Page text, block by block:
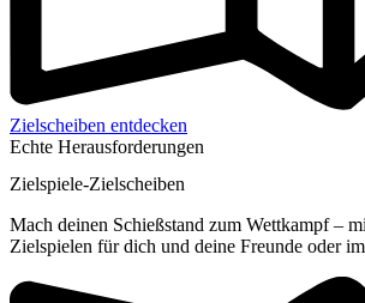
Zielscheiben entdecken
Echte Herausforderungen
Zielspiele-Zielscheiben
Mach deinen Schießstand zum Wettkampf –
Zielspielen für dich und deine Freunde oder